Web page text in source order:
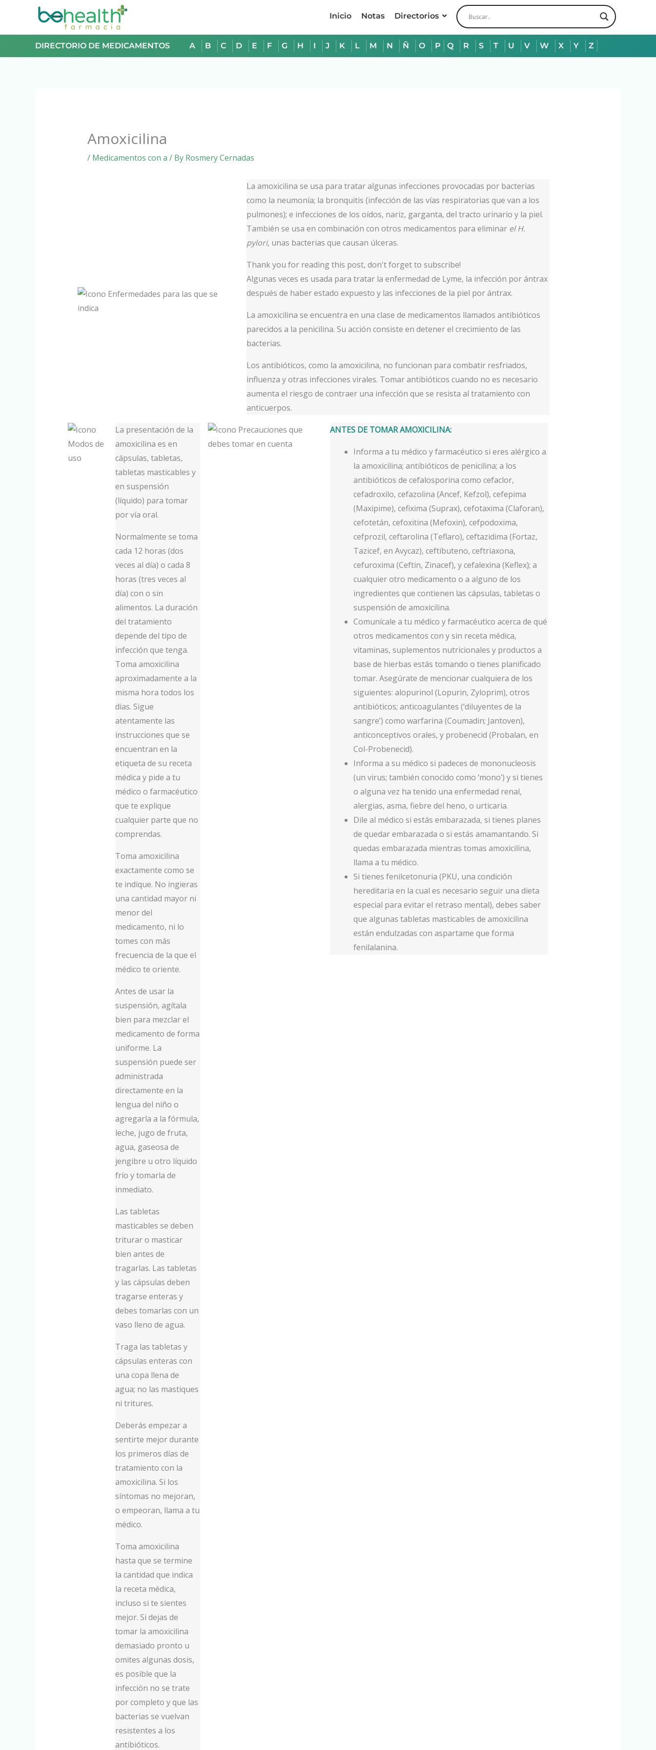
content
Inicio Notas Directorios
DIRECTORIO DE MEDICAMENTOS A B C D E F G H I J K L M N Ñ O P Q R S T U V W X Y Z
Amoxicilina
/ Medicamentos con a / By Rosmery Cernadas
La amoxicilina se usa para tratar algunas infecciones provocadas por bacterias
como la neumonía; la bronquitis (infección de las vías respiratorias que van a los
pulmones); e infecciones de los oídos, nariz, garganta, del tracto urinario y la piel.
También se usa en combinación con otros medicamentos para eliminar el H.
pylori, unas bacterias que causan úlceras.
Thank you for reading this post, don't forget to subscribe!
Algunas veces es usada para tratar la enfermedad de Lyme, la infección por ántrax
después de haber estado expuesto y las infecciones de la piel por ántrax.
La amoxicilina se encuentra en una clase de medicamentos llamados antibióticos
parecidos a la penicilina. Su acción consiste en detener el crecimiento de las
bacterias.
Los antibióticos, como la amoxicilina, no funcionan para combatir resfriados,
influenza y otras infecciones virales. Tomar antibióticos cuando no es necesario
aumenta el riesgo de contraer una infección que se resista al tratamiento con
anticuerpos.
La presentación de la
amoxicilina es en
cápsulas, tabletas,
tabletas masticables y
en suspensión
(líquido) para tomar
por vía oral.
Normalmente se toma
cada 12 horas (dos
veces al día) o cada 8
horas (tres veces al
día) con o sin
alimentos. La duración
del tratamiento
depende del tipo de
infección que tenga.
Toma amoxicilina
aproximadamente a la
misma hora todos los
días. Sigue
atentamente las
instrucciones que se
encuentran en la
etiqueta de su receta
médica y pide a tu
médico o farmacéutico
que te explique
cualquier parte que no
comprendas.
Toma amoxicilina
exactamente como se
te indique. No ingieras
una cantidad mayor ni
menor del
medicamento, ni lo
tomes con más
frecuencia de la que el
médico te oriente.
Antes de usar la
suspensión, agítala
bien para mezclar el
medicamento de forma
uniforme. La
suspensión puede ser
administrada
directamente en la
lengua del niño o
agregarla a la fórmula,
leche, jugo de fruta,
agua, gaseosa de
jengibre u otro líquido
frío y tomarla de
inmediato.
Las tabletas
masticables se deben
triturar o masticar
bien antes de
tragarlas. Las tabletas
y las cápsulas deben
tragarse enteras y
debes tomarlas con un
vaso lleno de agua.
Traga las tabletas y
cápsulas enteras con
una copa llena de
agua; no las mastiques
ni tritures.
Deberás empezar a
sentirte mejor durante
los primeros días de
tratamiento con la
amoxicilina. Si los
síntomas no mejoran,
o empeoran, llama a tu
médico.
Toma amoxicilina
hasta que se termine
la cantidad que indica
la receta médica,
incluso si te sientes
mejor. Si dejas de
tomar la amoxicilina
demasiado pronto u
omites algunas dosis,
es posible que la
infección no se trate
por completo y que las
bacterias se vuelvan
resistentes a los
antibióticos.
ANTES DE TOMAR AMOXICILINA:
Informa a tu médico y farmacéutico si eres alérgico a
la amoxicilina; antibióticos de penicilina; a los
antibióticos de cefalosporina como cefaclor,
cefadroxilo, cefazolina (Ancef, Kefzol), cefepima
(Maxipime), cefixima (Suprax), cefotaxima (Claforan),
cefotetán, cefoxitina (Mefoxin), cefpodoxima,
cefprozil, ceftarolina (Teflaro), ceftazidima (Fortaz,
Tazicef, en Avycaz), ceftibuteno, ceftriaxona,
cefuroxima (Ceftin, Zinacef), y cefalexina (Keflex); a
cualquier otro medicamento o a alguno de los
ingredientes que contienen las cápsulas, tabletas o
suspensión de amoxicilina.
Comunícale a tu médico y farmacéutico acerca de qué
otros medicamentos con y sin receta médica,
vitaminas, suplementos nutricionales y productos a
base de hierbas estás tomando o tienes planificado
tomar. Asegúrate de mencionar cualquiera de los
siguientes: alopurinol (Lopurin, Zyloprim), otros
antibióticos; anticoagulantes (‘diluyentes de la
sangre’) como warfarina (Coumadin; Jantoven),
anticonceptivos orales, y probenecid (Probalan, en
Col-Probenecid).
Informa a su médico si padeces de mononucleosis
(un virus; también conocido como ‘mono’) y si tienes
o alguna vez ha tenido una enfermedad renal,
alergias, asma, fiebre del heno, o urticaria.
Dile al médico si estás embarazada, si tienes planes
de quedar embarazada o si estás amamantando. Si
quedas embarazada mientras tomas amoxicilina,
llama a tu médico.
Si tienes fenilcetonuria (PKU, una condición
hereditaria en la cual es necesario seguir una dieta
especial para evitar el retraso mental), debes saber
que algunas tabletas masticables de amoxicilina
están endulzadas con aspartame que forma
fenilalanina.